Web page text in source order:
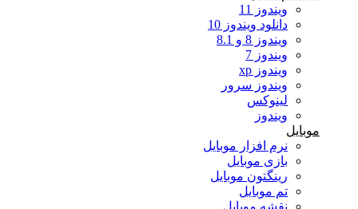
ویندوز 11
دانلود ویندوز 10
ویندوز 8 و 8.1
ویندوز 7
ویندوز xp
ویندوز سرور
لینوکس
ویندوز
موبایل
نرم افزار موبایل
بازی موبایل
رینگتون موبایل
تم موبایل
نقشه موبایل